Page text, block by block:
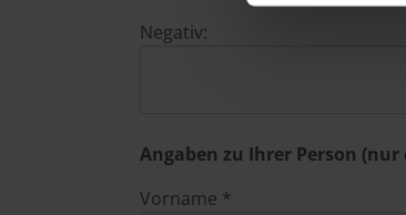
Negativ:
Angaben zu Ihrer Person
Vorname *